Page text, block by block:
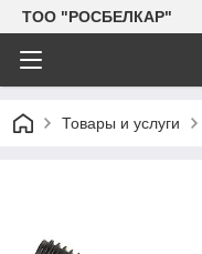
TOO "РОСБЕЛКАР"
Товары и услуги